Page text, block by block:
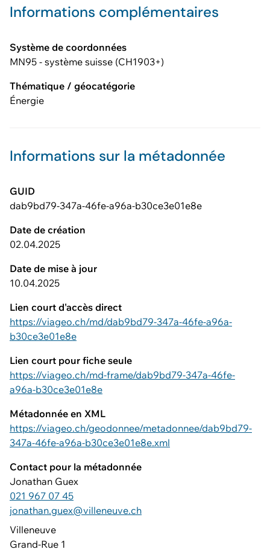
Informations complémentaires
Système de coordonnées
MN95 - système suisse (CH1903+)
Thématique / géocatégorie
Énergie
Informations sur la métadonnée
GUID
dab9bd79-347a-46fe-a96a-b30ce3e01e8e
Date de création
02.04.2025
Date de mise à jour
10.04.2025
Lien court d'accès direct
https://viageo.ch/md/dab9bd79-347a-46fe-a96a-
b30ce3e01e8e
Lien court pour fiche seule
https://viageo.ch/md-frame/dab9bd79-347a-46fe-
a96a-b30ce3e01e8e
Métadonnée en XML
https://viageo.ch/geodonnee/metadonnee/dab9bd79-
347a-46fe-a96a-b30ce3e01e8e.xml
Contact pour la métadonnée
Jonathan Guex
021 967 07 45
jonathan.guex@villeneuve.ch
Villeneuve
Grand-Rue 1